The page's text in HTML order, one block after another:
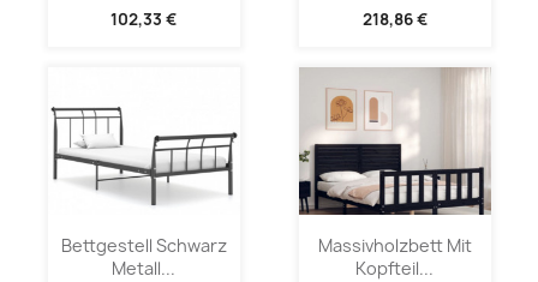
102,33 € 218,86 €
Bettgestell Schwarz
Metall...
Massivholzbett Mit
Kopfteil...